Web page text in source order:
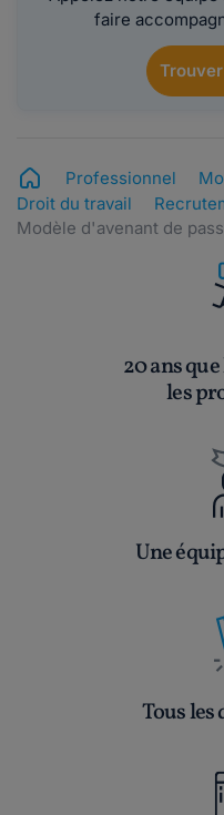
faire
Professionnel
Droit du travail
Modèle d'avenant de
20 ans
les
Une
Tous les